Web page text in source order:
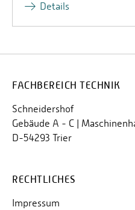
Details
FACHBEREICH TECHNIK
Schneidershof
Gebäude A - C |
D-54293 Trier
RECHTLICHES
Impressum